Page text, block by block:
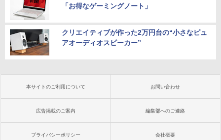
「お得なゲーミングノート」
クリエイティブが作った2万円台の“小さなピュ
アオーディオスピーカー”
本サイトのご利用について お問い合わせ
広告掲載のご案内 編集部へのご連絡
プライバシーポリシー 会社概要